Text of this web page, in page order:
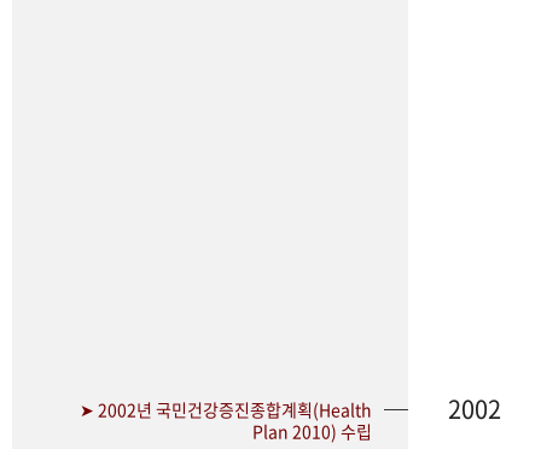
➤ 2002년 국민건강증진종합계획(Health
Plan 2010) 수립
2002